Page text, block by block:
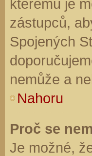
kterému je
zástupců,
Spojených
nemůže a
Nahoru
Proč se
Je možné,